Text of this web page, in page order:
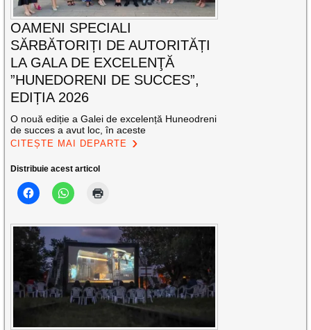
OAMENI SPECIALI
SĂRBĂTORIȚI DE AUTORITĂȚI
LA GALA DE EXCELENŢĂ
”HUNEDORENI DE SUCCES”,
EDIȚIA 2026
O nouă ediție a Galei de excelență Huneodreni
de succes a avut loc, în aceste
CITEȘTE MAI DEPARTE
Distribuie acest articol